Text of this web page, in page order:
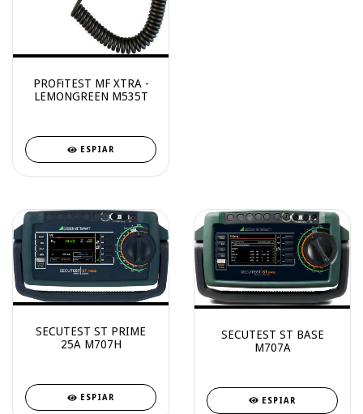
PROFiTEST MF XTRA -
LEMONGREEN M535T
ESPIAR
SECUTEST ST PRIME
25A M707H
ESPIAR
SECUTEST ST BASE
M707A
ESPIAR